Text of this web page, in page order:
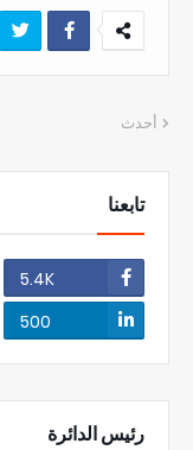
أحدث
تابعنا
5.4K
500
رئيس الدائرة